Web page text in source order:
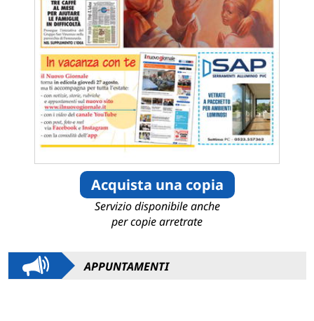
Acquista una copia
Servizio disponibile anche
per copie arretrate
APPUNTAMENTI